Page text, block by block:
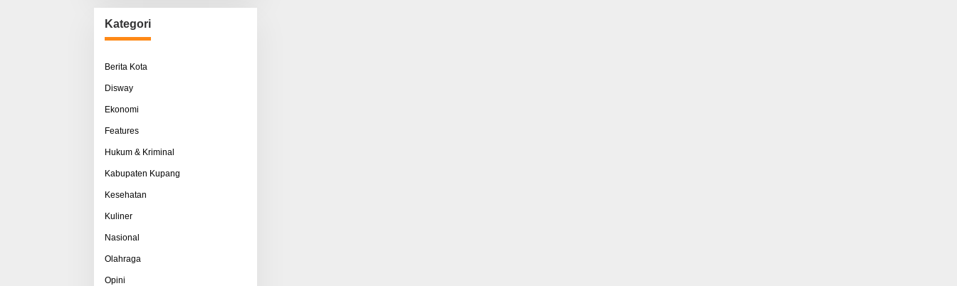
Kategori
Berita Kota
Disway
Ekonomi
Features
Hukum & Kriminal
Kabupaten Kupang
Kesehatan
Kuliner
Nasional
Olahraga
Opini